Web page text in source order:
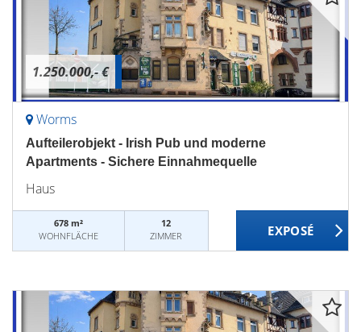
1.250.000,- €
Worms
Aufteilerobjekt - Irish Pub und moderne
Apartments - Sichere Einnahmequelle
Haus
678 m²
WOHNFLÄCHE
12
ZIMMER